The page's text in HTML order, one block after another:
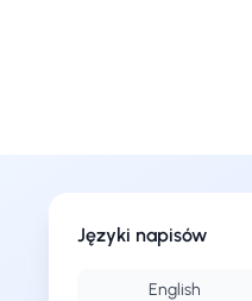
Języki napisów
English